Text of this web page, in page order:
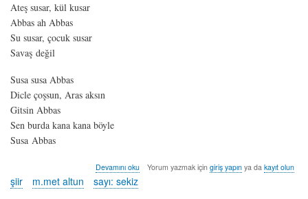
Ateş susar, kül kusar
Abbas ah Abbas
Su susar, çocuk susar
Savaş değil
Susa susa Abbas
Dicle çoşsun, Aras aksın
Gitsin Abbas
Sen burda kana kana böyle
Susa Abbas
abbas
m.met
Devamını oku Yorum yazmak için giriş yapınya da kayıt olun
şiir m.met altun sayı: sekiz